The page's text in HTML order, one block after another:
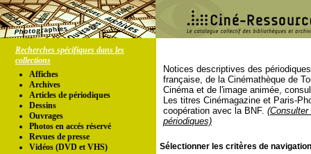
Recherches spécifiques dans les
collections
Affiches
Archives
Articles de périodiques
Dessins
Ouvrages
Photos en accés réservé
Revues de presse
Vidéos (DVD et VHS)
Notices descriptives des
française, de la Cinémathèque de
Cinéma et de l'image animée,
Les titres Cinémagazine et Paris-
coopération avec la BNF.
périodiques)
Sélectionner les critères de